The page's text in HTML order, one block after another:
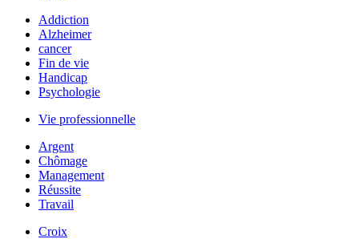
Addiction
Alzheimer
cancer
Fin de vie
Handicap
Psychologie
Vie professionnelle
Argent
Chômage
Management
Réussite
Travail
Croix